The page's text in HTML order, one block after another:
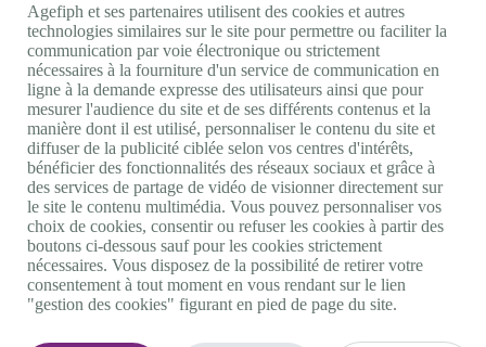
Nos autres sites
Site portail Agefiph
Activateur de progrès
Handinnov
Innovation et recherche
Université du RRH
Service AppuiPro
Nous suivre
Youtube
Linkedin
Facebook
Twitter
Agefiph et ses partenaires utilisent des cookies et autres
technologies similaires sur le site pour permettre ou faciliter la
communication par voie électronique ou strictement
nécessaires à la fourniture d'un service de communication en
ligne à la demande expresse des utilisateurs ainsi que pour
mesurer l'audience du site et de ses différents contenus et la
manière dont il est utilisé, personnaliser le contenu du site et
diffuser de la publicité ciblée selon vos centres d'intérêts,
bénéficier des fonctionnalités des réseaux sociaux et grâce à
des services de partage de vidéo de visionner directement sur
le site le contenu multimédia. Vous pouvez personnaliser vos
choix de cookies, consentir ou refuser les cookies à partir des
boutons ci-dessous sauf pour les cookies strictement
nécessaires. Vous disposez de la possibilité de retirer votre
consentement à tout moment en vous rendant sur le lien
"gestion des cookies" figurant en pied de page du site.